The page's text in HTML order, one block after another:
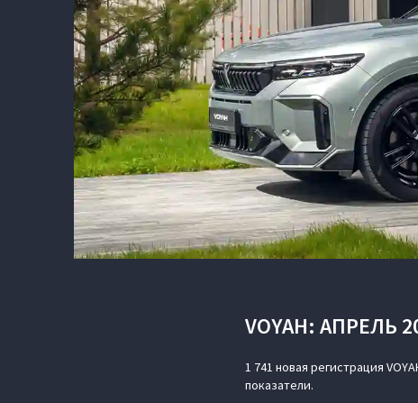
VOYAH: АПРЕЛЬ
1 741 новая регистрация
показатели.